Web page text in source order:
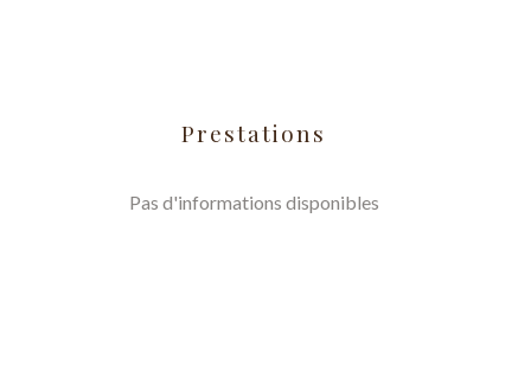
Prestations
Pas d'informations disponibles